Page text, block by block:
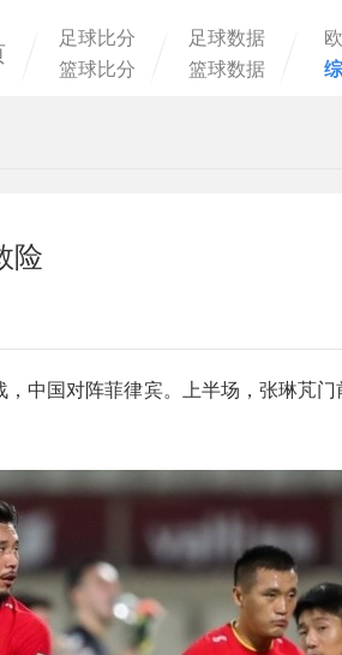
足球比分
篮球比分
足球数据
篮球数据
险
中国对阵菲律宾。上半场，张琳芃门